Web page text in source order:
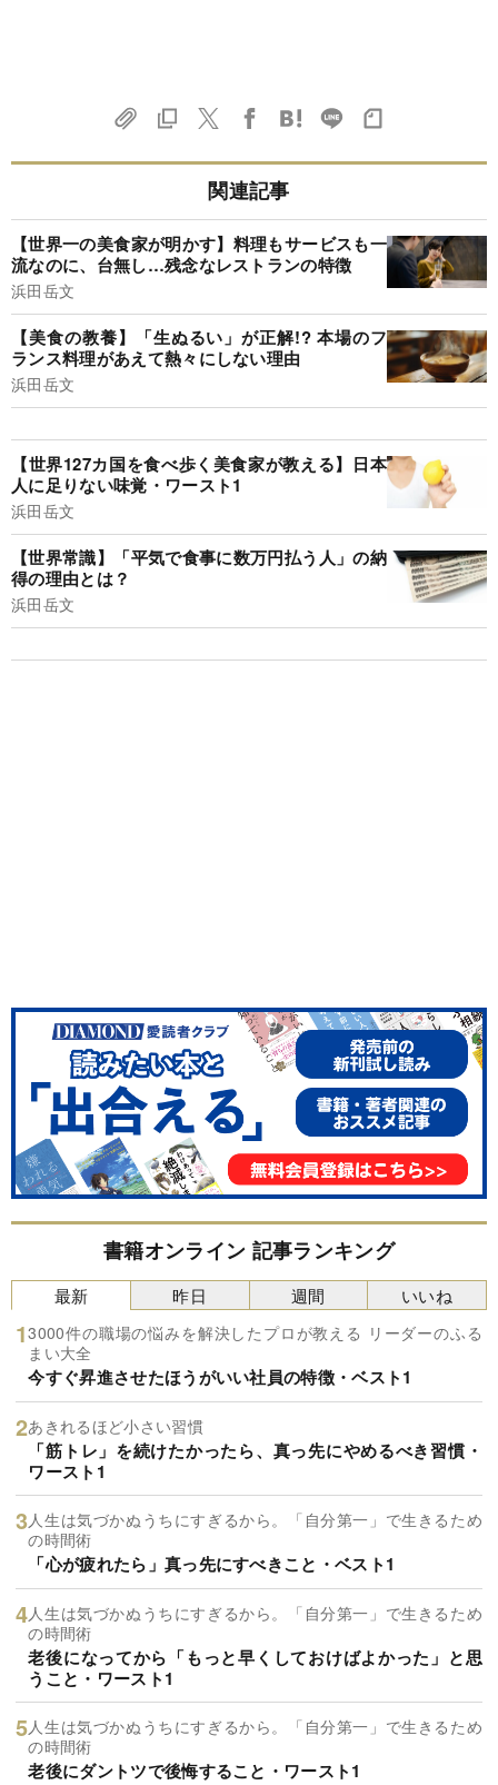
関連記事
【世界一の美食家が明かす】料理もサービスも一
流なのに、台無し…残念なレストランの特徴
浜田岳文
【美食の教養】「生ぬるい」が正解!? 本場のフ
ランス料理があえて熱々にしない理由
浜田岳文
【世界127カ国を食べ歩く美食家が教える】日本
人に足りない味覚・ワースト1
浜田岳文
【世界常識】「平気で食事に数万円払う人」の納
得の理由とは？
浜田岳文
書籍オンライン 記事ランキング
最新
3000件の職場の悩みを解決したプロが教える リーダーのふる
まい大全
今すぐ昇進させたほうがいい社員の特徴・ベスト1
あきれるほど小さい習慣
「筋トレ」を続けたかったら、真っ先にやめるべき習慣・
ワースト1
人生は気づかぬうちにすぎるから。「自分第一」で生きるため
の時間術
「心が疲れたら」真っ先にすべきこと・ベスト1
人生は気づかぬうちにすぎるから。「自分第一」で生きるため
の時間術
老後になってから「もっと早くしておけばよかった」と思
うこと・ワースト1
人生は気づかぬうちにすぎるから。「自分第一」で生きるため
の時間術
老後にダントツで後悔すること・ワースト1
昨日 週間 いいね